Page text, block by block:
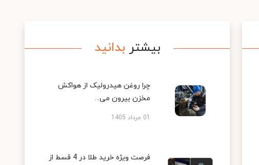
بیشتر بدانید
چرا روغن هیدرولیک از هواکش
مخزن بیرون می...
01 مرداد 1405
فرصت ویژه خرید طلا در 4 قسط از